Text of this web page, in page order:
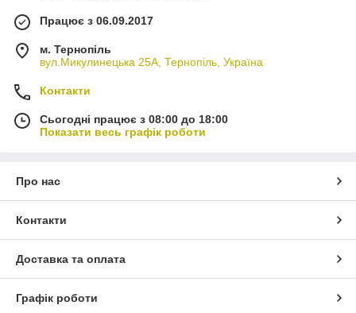
Працює з 06.09.2017
м. Тернопіль
вул.Микулинецька 25А, Тернопіль, Україна
Контакти
Сьогодні працює з 08:00 до 18:00
Показати весь графік роботи
Про нас
Контакти
Доставка та оплата
Графік роботи